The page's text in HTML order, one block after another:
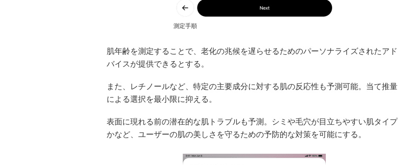
測定手順
肌年齢を測定することで、老化の兆候を遅らせるためのパーソナライズされたアド
バイスが提供できるとする。
また、レチノールなど、特定の主要成分に対する肌の反応性も予測可能。当て推量
による選択を最小限に抑える。
表面に現れる前の潜在的な肌トラブルも予測。シミや毛穴が目立ちやすい肌タイプ
かなど、ユーザーの肌の美しさを守るための予防的な対策を可能にする。